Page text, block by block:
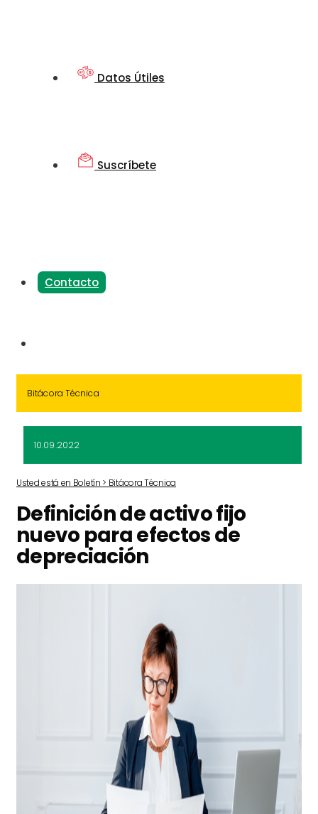
Datos Útiles
Suscríbete
Contacto
Bitácora Técnica
10.09.2022
Usted está en Boletín > Bitácora Técnica
Definición de activo fijo
nuevo para efectos de
depreciación